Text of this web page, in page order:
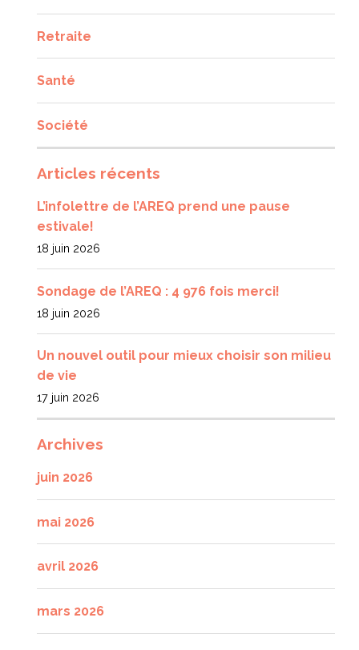
Retraite
Santé
Société
Articles récents
L’infolettre de l’AREQ prend une pause
estivale!
18 juin 2026
Sondage de l’AREQ : 4 976 fois merci!
18 juin 2026
Un nouvel outil pour mieux choisir son milieu
de vie
17 juin 2026
Archives
juin 2026
mai 2026
avril 2026
mars 2026